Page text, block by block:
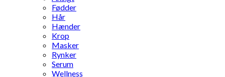
Fødder
Hår
Hænder
Krop
Masker
Rynker
Serum
Wellness